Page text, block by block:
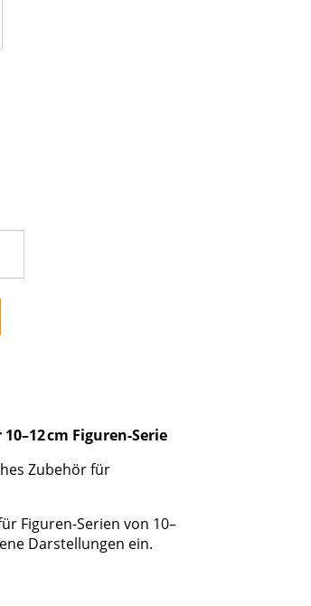
cm Figuren-Serie
Zubehör für
Figuren-Serien von 10–
Darstellungen ein.